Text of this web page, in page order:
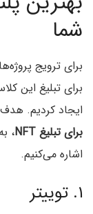
شما
برای تبلیغ این
ایجاد کردیم.
برای تبلیغ NFT
اشاره می‌کنیم.
۱. توییتر